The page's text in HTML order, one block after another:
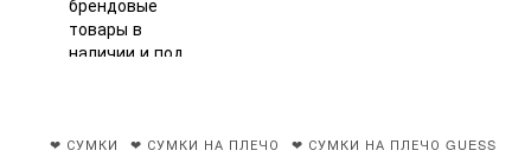
❤ СУМКИ ❤ СУМКИ НА ПЛЕЧО ❤ СУМКИ НА ПЛЕЧО GUESS